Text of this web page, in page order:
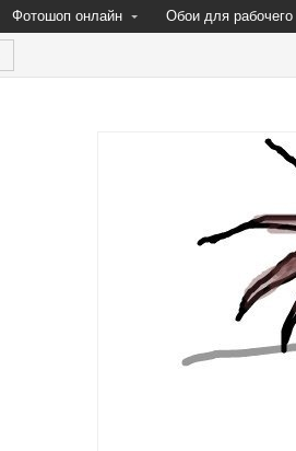
Фотошоп онлайн Обои для рабочего